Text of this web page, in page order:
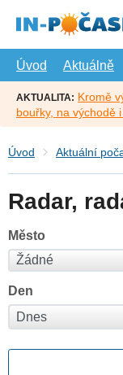
hlavní
Úvod
Aktuálně
AKTUALITA: Kromě
bouřky, na východě
Úvod Aktuální
Radar,
Město
Den